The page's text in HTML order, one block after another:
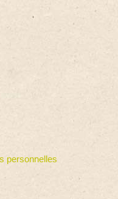
personnelles